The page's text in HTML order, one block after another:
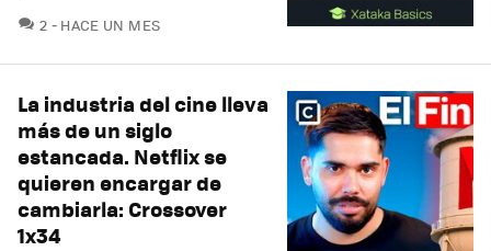
2 COMENTARIOS
HACE UN MES
La industria del cine lleva
más de un siglo
estancada. Netflix se
quieren encargar de
cambiarla: Crossover
1x34